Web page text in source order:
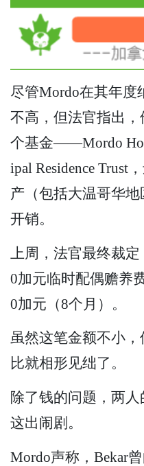
尽管Mordo在其年度
不高，但法官指出
个基金——Mordo
ipal Residence Trust
产（包括大温哥华
开销。
上周，法官最终裁
0加元临时配偶赡养
0加元（8个月）。
虽然这笔金额不小
比就相形见绌了。
除了钱的问题，两人
这出闹剧。
Mordo声称，Bekar